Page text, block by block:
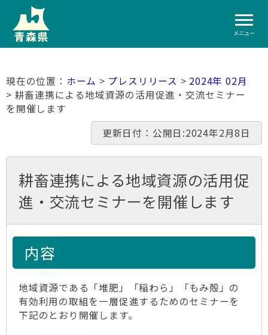
メニュー
ホーム > プレスリリース > 2024年 02月
> 耕畜連携による地域資源の活用促進・交流セミナー
を開催します
更新日付：公開日:2024年2月8日
耕畜連携による地域資源の活用促
進・交流セミナーを開催します
内容
地域資源である「堆肥」「稲わら」「もみ殻」の
有効利用の取組を一層促進するためのセミナーを
下記のとおり開催します。